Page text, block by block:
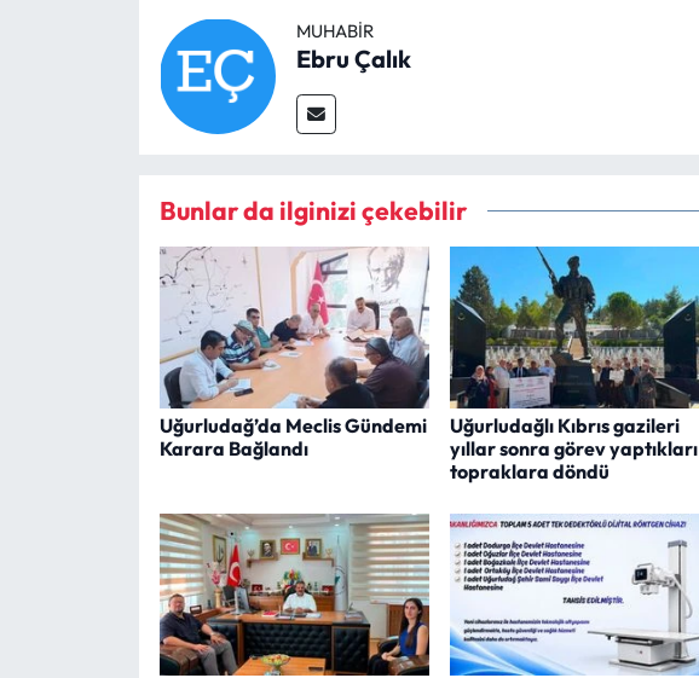
MUHABIR
Ebru Çalık
Bunlar da ilginizi çekebilir
Uğurludağ’da Meclis Gündemi
Karara Bağlandı
Uğurludağlı Kıbrıs gazileri
yıllar sonra görev yaptıkları
topraklara döndü
Yayla Haber
Yemek Tarifleri